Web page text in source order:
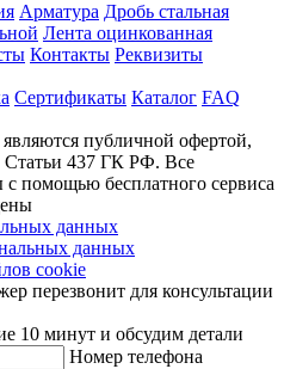
Арматура Дробь стальная
Лента оцинкованная
Контакты Реквизиты
Сертификаты Каталог FAQ
публичной офертой,
Статьи 437 ГК РФ. Все
помощью бесплатного сервиса
данных
данных
cookie
перезвонит для консультации
10 минут и обсудим детали
Номер телефона